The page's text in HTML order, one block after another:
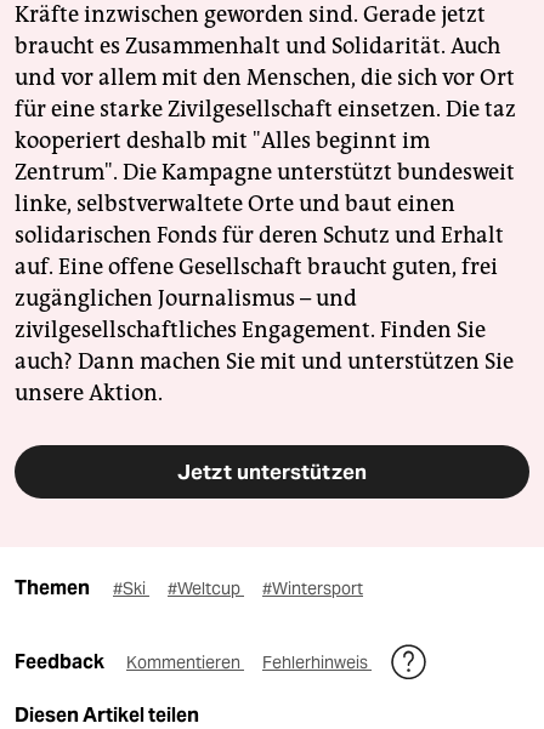
Kräfte inzwischen geworden sind. Gerade jetzt
braucht es Zusammenhalt und Solidarität. Auch
und vor allem mit den Menschen, die sich vor Ort
für eine starke Zivilgesellschaft einsetzen. Die taz
kooperiert deshalb mit "Alles beginnt im
Zentrum". Die Kampagne unterstützt bundesweit
linke, selbstverwaltete Orte und baut einen
solidarischen Fonds für deren Schutz und Erhalt
auf. Eine offene Gesellschaft braucht guten, frei
zugänglichen Journalismus – und
zivilgesellschaftliches Engagement. Finden Sie
auch? Dann machen Sie mit und unterstützen Sie
unsere Aktion.
Jetzt unterstützen
Themen #Ski #Weltcup #Wintersport
Feedback Kommentieren Fehlerhinweis
Diesen Artikel teilen